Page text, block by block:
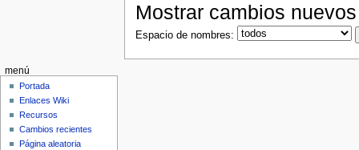
Mostrar cambios
Espacio de nombres:
menú
Portada
Enlaces Wiki
Recursos
Cambios recientes
Página aleatoria